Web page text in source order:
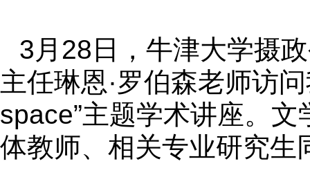
3 月 28日，牛津大学摄
主任琳恩·罗伯森老师访
space”主题学术讲座。
体教师、相关专业研究生